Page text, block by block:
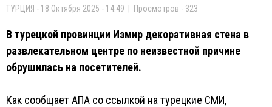
ТУРЦИЯ - 18 Октября 2025 - 14:49 | Просмотров - 323
В турецкой провинции Измир декоративная стена в
развлекательном центре по неизвестной причине
обрушилась на посетителей.
Как сообщает AПA со ссылкой на турецкие СМИ,